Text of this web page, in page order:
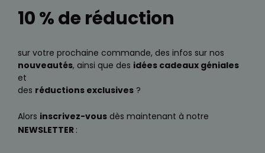
10 % de réduction
sur votre prochaine commande, des infos sur nos
nouveautés, ainsi que des idées cadeaux géniales
et
des réductions exclusives ?
Alors inscrivez-vous dès maintenant à notre
NEWSLETTER :